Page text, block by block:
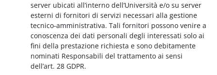
server ubicati all’interno dell’Università e/o su server
esterni di fornitori di servizi necessari alla gestione
tecnico-amministrativa. Tali fornitori possono venire a
conoscenza dei dati personali degli interessati solo ai
fini della prestazione richiesta e sono debitamente
nominati Responsabili del trattamento ai sensi
dell’art. 28 GDPR.